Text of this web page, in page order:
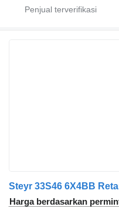
Harga berdasarkan